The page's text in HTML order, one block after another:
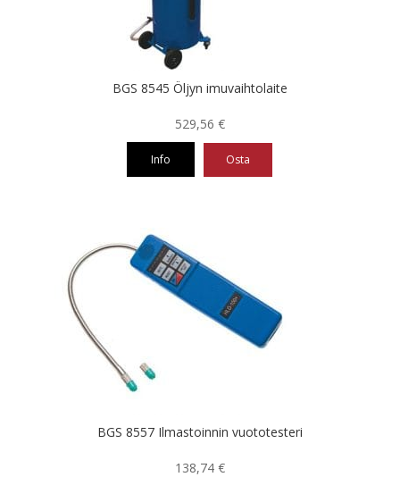
BGS 8545 Öljyn imuvaihtolaite
529,56 €
Info Osta
BGS 8557 Ilmastoinnin vuototesteri
138,74 €